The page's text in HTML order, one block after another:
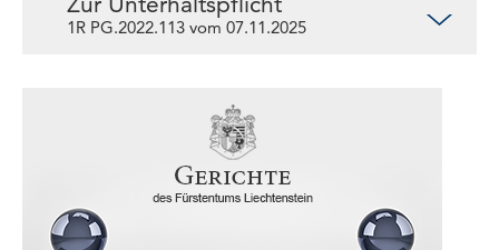
1R PG.2022.113 vom 07.11.2025